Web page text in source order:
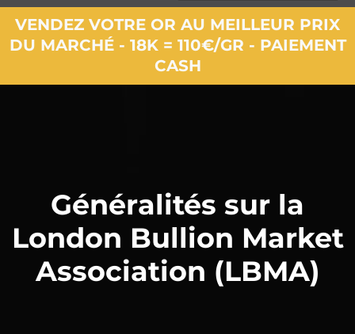
VENDEZ VOTRE OR AU MEILLEUR PRIX
DU MARCHÉ - 18K = 110€/GR - PAIEMENT
CASH
Généralités sur la
London Bullion Market
Association (LBMA)